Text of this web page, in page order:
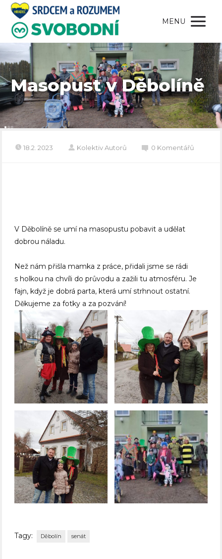
MENU
Masopust v Děbolíně
18.2. 2023 Kolektiv Autorů 0 Komentářů
V Děbolíně se umí na masopustu pobavit a udělat
dobrou náladu.
Než nám přišla mamka z práce, přidali jsme se rádi
s holkou na chvíli do průvodu a zažili tu atmosféru. Je
fajn, když je dobrá parta, která umí strhnout ostatní.
Děkujeme za fotky a za pozvání!
Tagy: Děbolín senát